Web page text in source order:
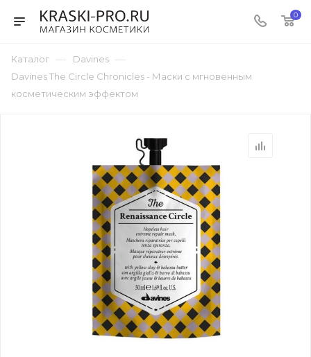
0
Каталог — Davines —
Davines The Circle Chronicles - Маски с мгновенным
косметическим эффектом